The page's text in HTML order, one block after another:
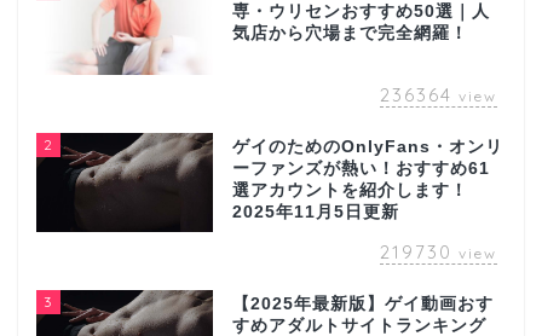
専・ウリセンおすすめ50選｜人
気店から穴場まで完全網羅！
236364 view
2
ゲイのためのOnlyFans・オンリ
ーファンズが熱い！おすすめ61
選アカウントを紹介します！
2025年11月5日更新
219730 view
3
【2025年最新版】ゲイ動画おす
すめアダルトサイトランキング